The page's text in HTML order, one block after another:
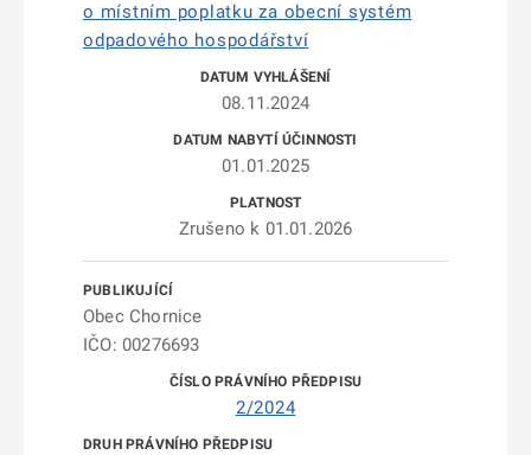
o místním poplatku za obecní systém
odpadového hospodářství
08.11.2024
01.01.2025
Zrušeno k 01.01.2026
Obec Chornice
IČO: 00276693
2/2024